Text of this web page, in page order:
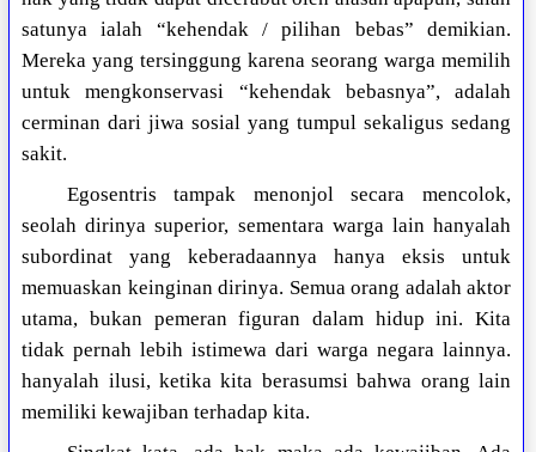
satunya ialah “kehendak / pilihan bebas” demikian.
Mereka yang tersinggung karena seorang warga memilih
untuk mengkonservasi “kehendak bebasnya”, adalah
cerminan dari jiwa sosial yang tumpul sekaligus sedang
sakit.
Egosentris tampak menonjol secara mencolok,
seolah dirinya superior, sementara warga lain hanyalah
subordinat yang keberadaannya hanya eksis untuk
memuaskan keinginan dirinya. Semua orang adalah aktor
utama, bukan pemeran figuran dalam hidup ini. Kita
tidak pernah lebih istimewa dari warga negara lainnya.
hanyalah ilusi, ketika kita berasumsi bahwa orang lain
memiliki kewajiban terhadap kita.